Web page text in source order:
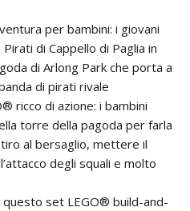
per bambini: i giovani
di Cappello di Paglia in
di Arlong Park che porta a
di pirati rivale
ricco di azione: i bambini
torre della pagoda per farla
al bersaglio, mettere il
degli squali e molto
questo set LEGO® build-and-